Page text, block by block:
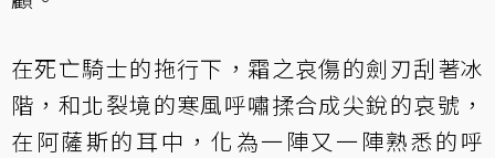
在死亡騎士的拖行下，霜之哀傷的劍刃刮著冰
階，和北裂境的寒風呼嘯揉合成尖銳的哀號，
在阿薩斯的耳中，化為一陣又一陣熟悉的呼